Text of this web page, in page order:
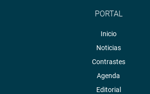
PORTAL
Inicio
Noticias
Contrastes
Agenda
Editorial